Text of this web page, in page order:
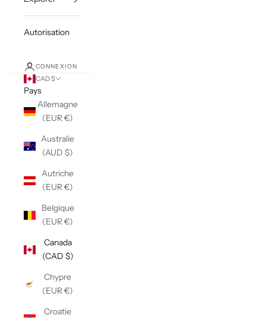
Autorisation
CONNEXION
CAD $
Pays
Allemagne
(EUR €)
Australie
(AUD $)
Autriche
(EUR €)
Belgique
(EUR €)
Canada
(CAD $)
Chypre
(EUR €)
Croatie